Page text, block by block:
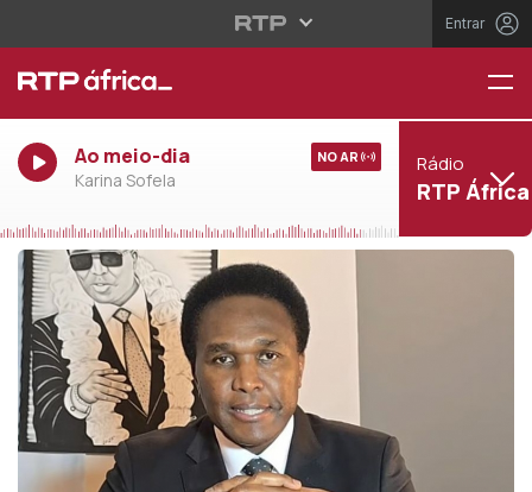
Entrar
Ao meio-dia
Karina Sofela
NO AR Rádio
RTP África